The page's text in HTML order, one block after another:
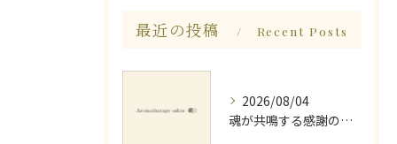
最近の投稿 Recent Posts
2026/08/04
魂が共鳴する感謝の心と天地創造